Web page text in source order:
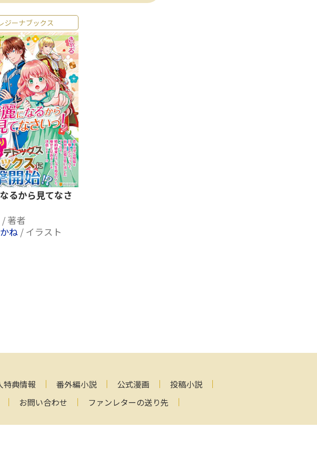
ジーナブックス
るから見てなさ
/ 著者
ね / イラスト
特典情報 番外編小説 公式漫画
投稿小説
お問い合わせ
ファンレターの送り先